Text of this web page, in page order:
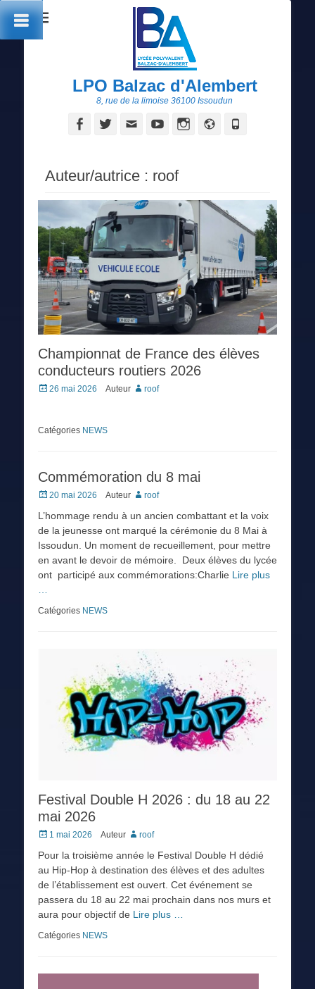
LPO Balzac d'Alembert
8, rue de la limoise 36100 Issoudun
FacebookTwitterAdresseYouTubeInstagram
Site
Auteur/autrice : roof
Championnat de France des élèves
conducteurs routiers 2026
Posted
26 mai 2026 Auteur roof
Catégories NEWS
Commémoration du 8 mai
Posted
20 mai 2026 Auteur roof
L’hommage rendu à un ancien combattant et la voix
de la jeunesse ont marqué la cérémonie du 8 Mai à
Issoudun. Un moment de recueillement, pour mettre
en avant le devoir de mémoire. Deux élèves du lycée
ont participé aux commémorations:Charlie Lire plus
…
Catégories NEWS
Festival Double H 2026 : du 18 au 22
mai 2026
Posted
1 mai 2026 Auteur roof
Pour la troisième année le Festival Double H dédié
au Hip-Hop à destination des élèves et des adultes
de l’établissement est ouvert. Cet événement se
passera du 18 au 22 mai prochain dans nos murs et
aura pour objectif de Lire plus …
Catégories NEWS